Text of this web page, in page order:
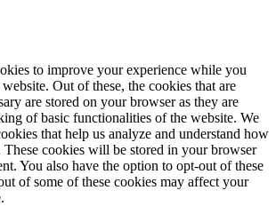
to improve your experience while you
Out of these, the cookies that are
are stored on your browser as they are
of basic functionalities of the website. We
that help us analyze and understand how
These cookies will be stored in your browser
You also have the option to opt-out of these
of some of these cookies may affect your